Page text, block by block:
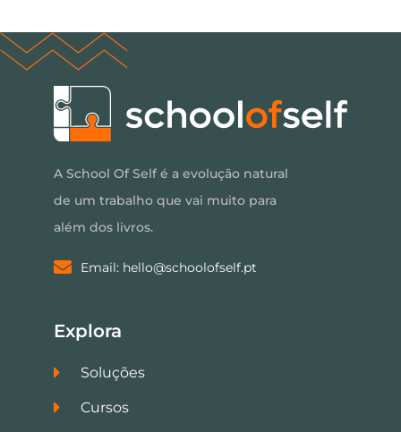
A School Of Self é a evolução natural
de um trabalho que vai muito para
além dos livros.
Email: hello@schoolofself.pt
Explora
Soluções
Cursos